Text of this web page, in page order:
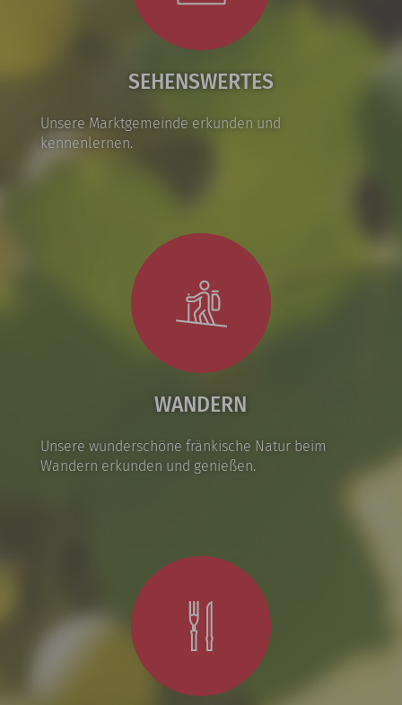
SEHENSWERTES
Unsere Marktgemeinde erkunden und
kennenlernen.
WANDERN
Unsere wunderschöne fränkische Natur beim
Wandern erkunden und genießen.